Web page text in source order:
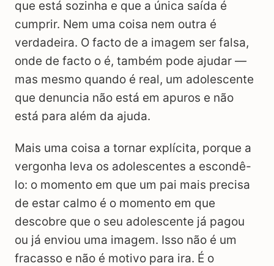
que está sozinha e que a única saída é
cumprir. Nem uma coisa nem outra é
verdadeira. O facto de a imagem ser falsa,
onde de facto o é, também pode ajudar —
mas mesmo quando é real, um adolescente
que denuncia não está em apuros e não
está para além da ajuda.
Mais uma coisa a tornar explícita, porque a
vergonha leva os adolescentes a escondê-
lo: o momento em que um pai mais precisa
de estar calmo é o momento em que
descobre que o seu adolescente já pagou
ou já enviou uma imagem. Isso não é um
fracasso e não é motivo para ira. É o